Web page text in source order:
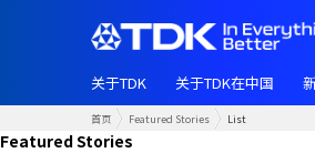
要
内
关于TDK 关于TDK在中国
首页 Featured Stories List
Featured Stories